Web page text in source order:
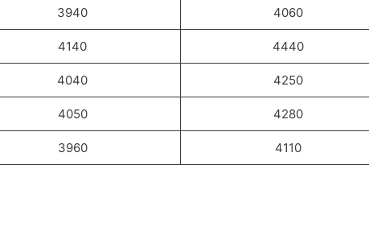
3940 4060
4140 4440
4040 4250
4050 4280
3960 4110